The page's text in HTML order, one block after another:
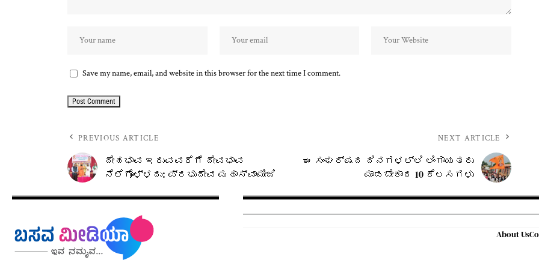
Save my name, email, and website in this browser for the next time I comment.
PREVIOUS ARTICLE
ದೇಹಭಾವ ಇರುವವರೆಗೆ ದೇವಭಾವ
ನೆಲೆಗೊಳ್ಳದು: ಪ್ರಭುದೇವ ಮಹಾಸ್ವಾಮೀಜಿ
NEXT ARTICLE
ಈ ಸಂಘರ್ಷದ ದಿನಗಳಲ್ಲಿ ಲಿಂಗಾಯತರು
ಮಾಡಬೇಕಾದ 10 ಕೆಲಸಗಳು
About Us